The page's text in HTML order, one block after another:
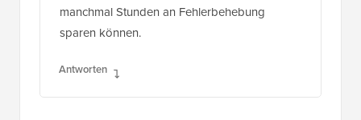
manchmal Stunden an Fehlerbehebung
sparen können.
Antworten